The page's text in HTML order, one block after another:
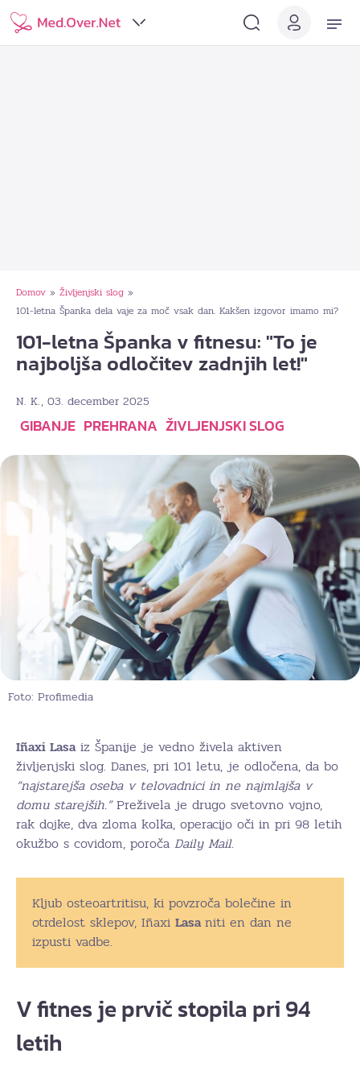
Domov » Življenjski slog »
101-letna Španka dela vaje za moč vsak dan. Kakšen izgovor imamo mi?
101-letna Španka v fitnesu: "To je
najboljša odločitev zadnjih let!"
N. K., 03. december 2025
GIBANJE PREHRANA ŽIVLJENJSKI SLOG
Foto: Profimedia
Iñaxi Lasa iz Španije je vedno živela aktiven
življenjski slog. Danes, pri 101 letu, je odločena, da bo
“najstarejša oseba v telovadnici in ne najmlajša v
domu starejših.”Preživela je drugo svetovno vojno,
rak dojke, dva zloma kolka, operacijo oči in pri 98 letih
okužbo s covidom, poroča Daily Mail.
Kljub osteoartritisu, ki povzroča bolečine in
otrdelost sklepov, Iñaxi Lasa niti en dan ne
izpusti vadbe.
V fitnes je prvič stopila pri 94
letih